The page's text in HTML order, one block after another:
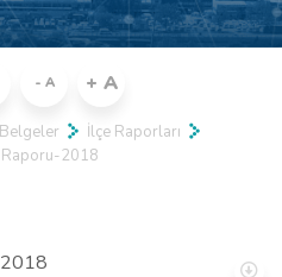
- A + A
İlçe Raporları
2018